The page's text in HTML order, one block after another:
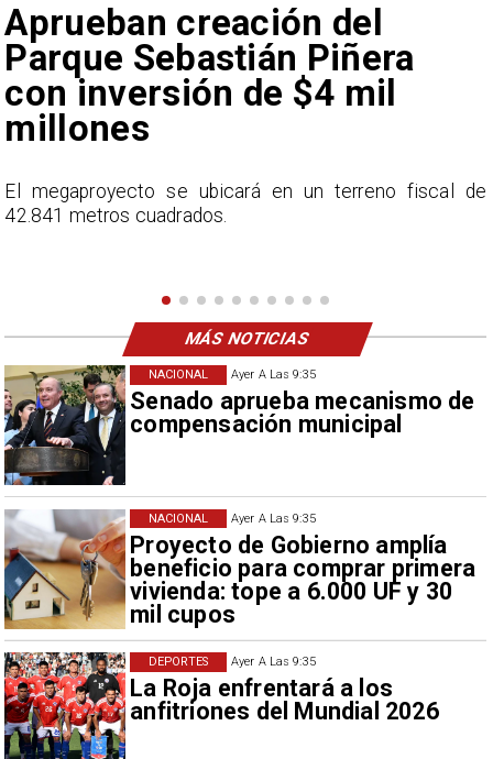
Ayer A Las 9:35
Senado aprueba mecanismo de
compensación municipal
NACIONAL
Ayer A Las 9:35
Proyecto de Gobierno amplía
beneficio para comprar primera
vivienda: tope a 6.000 UF y 30
mil cupos
NACIONAL
Ayer A Las 9:35
La Roja enfrentará a los
anfitriones del Mundial 2026
DEPORTES
Claudio Bravo baja la
euforia sobre fichaje de
Vozinha
En el programa ESPN F90 Chile, Claudio Bravo ofrece
una visión más moderada sobre las expectativas del
MÁS NOTICIAS